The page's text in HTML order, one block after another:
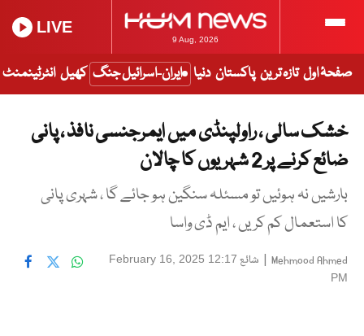
9 Aug, 2026
LIVE
صفحۂ اول تازہ ترین پاکستان دنیا ایران-اسرائیل جنگ کھیل انٹرٹینمنٹ
خشک سالی ، راولپنڈی میں ایمرجنسی نافذ ، پانی
ضائع کرنے پر 2 شہریوں کا چالان
بارشیں نہ ہوئیں تو مسئلہ سنگین ہو جائے گا ، شہری پانی
کا استعمال کم کریں ، ایم ڈی واسا
Mehmood Ahmed
| شائع February 16, 2025 12:17
PM